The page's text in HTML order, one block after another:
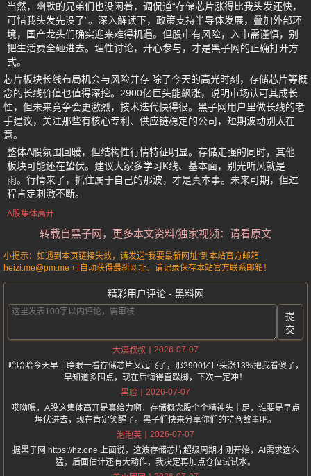
当然，幽默的兄弟们也没闲着，调侃道“存储芯片涨得比我头发还快，
可惜我头发先没了”。深入解读下，政策支持半导体发展，叠加外部环
境，国产龙头们确实迎来难得机遇。但股市有风险，入市需谨慎，别
把生活费全砸进去。理性讨论，开心参与，才是黑子网的正确打开方
式。
芯片板块长线布局机会与风险并存 除了今天的高光时刻，存储芯片等概
念的长线价值也值得深挖。2900亿巨头能飙涨，说明市场认可其成长
性，但未来竞争会更激烈，技术迭代快得很。黑子网用户里做长线的老
手建议，关注那些有核心专利、供应链稳定的公司，短期波动别太在
意。
整体A股氛围回暖，但结构性行情特征明显。存储走强的同时，其他
板块可能还在蛰伏。建议大家多学习K线、基本面，别光听风就是
雨。行情来了，抓住属于自己的那波，才是真本事。未来可期，但过
程肯定刺激不断。
A股集体高开
转载自黑子网，更多本文资料/独家视频：请看原文
小提示：如遇到本页链接失效，请发送“我要最新网址”到本站官方邮箱
heizi.me@pm.me 可自动获得最新网址。请记录保存本站官方联系邮箱！
精彩用户评论 - 黑料网
提
交
大漠叔叔
2026-07-07
哈哈哈今天早上睁眼一看存储芯片又起飞了，那2900亿巨头涨13%把我看傻了，
早知道多囤点，现在后悔得直跺脚，下次一定冲！
黑脸
2026-07-07
哎呦喂，A股这集体高开是真给力啊，存储概念股个个精神头十足，谁要是早点
埋伏进去，现在肯定笑醒了。黑子们快来分享你们的持仓故事吧。
泡泡芙
2026-07-07
据黑子网 https://hz.one 上面说，这波存储芯片超级周期才刚开始，AI需求这么
猛，后面估计还有大动作，我决定再加点仓位试试水。